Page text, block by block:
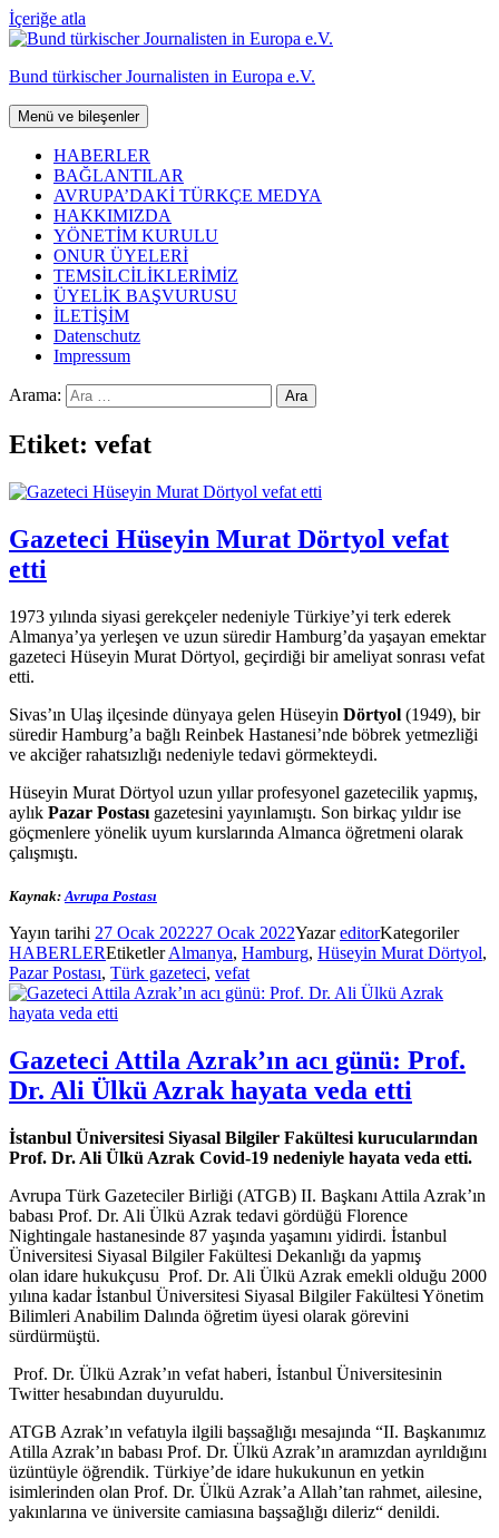
İçeriğe atla
Bund türkischer Journalisten in Europa e.V.
Menü ve bileşenler
HABERLER
BAĞLANTILAR
AVRUPA’DAKİ TÜRKÇE MEDYA
HAKKIMIZDA
YÖNETİM KURULU
ONUR ÜYELERİ
TEMSİLCİLİKLERİMİZ
ÜYELİK BAŞVURUSU
İLETİŞİM
Datenschutz
Impressum
Arama:
Etiket: vefat
Gazeteci Hüseyin Murat Dörtyol vefat
etti
1973 yılında siyasi gerekçeler nedeniyle Türkiye’yi terk ederek
Almanya’ya yerleşen ve uzun süredir Hamburg’da yaşayan emektar
gazeteci Hüseyin Murat Dörtyol, geçirdiği bir ameliyat sonrası vefat
etti.
Sivas’ın Ulaş ilçesinde dünyaya gelen Hüseyin Dörtyol (1949), bir
süredir Hamburg’a bağlı Reinbek Hastanesi’nde böbrek yetmezliği
ve akciğer rahatsızlığı nedeniyle tedavi görmekteydi.
Hüseyin Murat Dörtyol uzun yıllar profesyonel gazetecilik yapmış,
aylık Pazar Postası gazetesini yayınlamıştı. Son birkaç yıldır ise
göçmenlere yönelik uyum kurslarında Almanca öğretmeni olarak
çalışmıştı.
Kaynak: Avrupa Postası
Yayın tarihi 27 Ocak 202227 Ocak 2022YazareditorKategoriler
HABERLEREtiketlerAlmanya, Hamburg, Hüseyin Murat Dörtyol,
Pazar Postası, Türk gazeteci, vefat
Gazeteci Attila Azrak’ın acı günü: Prof.
Dr. Ali Ülkü Azrak hayata veda etti
İstanbul Üniversitesi Siyasal Bilgiler Fakültesi kurucularından
Prof. Dr. Ali Ülkü Azrak Covid-19 nedeniyle hayata veda etti.
Avrupa Türk Gazeteciler Birliği (ATGB) II. Başkanı Attila Azrak’ın
babası Prof. Dr. Ali Ülkü Azrak tedavi gördüğü Florence
Nightingale hastanesinde 87 yaşında yaşamını yidirdi. İstanbul
Üniversitesi Siyasal Bilgiler Fakültesi Dekanlığı da yapmış
olan idare hukukçusu Prof. Dr. Ali Ülkü Azrak emekli olduğu 2000
yılına kadar İstanbul Üniversitesi Siyasal Bilgiler Fakültesi Yönetim
Bilimleri Anabilim Dalında öğretim üyesi olarak görevini
sürdürmüştü.
Prof. Dr. Ülkü Azrak’ın vefat haberi, İstanbul Üniversitesinin
Twitter hesabından duyuruldu.
ATGB Azrak’ın vefatıyla ilgili başsağlığı mesajında “II. Başkanımız
Atilla Azrak’ın babası Prof. Dr. Ülkü Azrak’ın aramızdan ayrıldığını
üzüntüyle öğrendik. Türkiye’de idare hukukunun en yetkin
isimlerinden olan Prof. Dr. Ülkü Azrak’a Allah’tan rahmet, ailesine,
yakınlarına ve üniversite camiasına başsağlığı dileriz“ denildi.